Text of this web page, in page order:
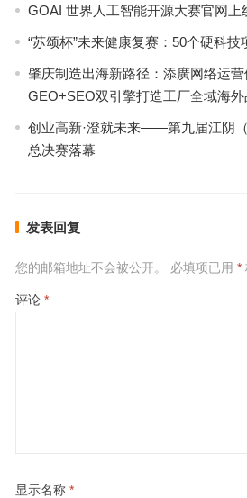
GOAI 世界人工智能开源大赛官网上
“苏颂杯”未来健康复赛：50个硬科
肇庆制造出海新路径：添廣网络运
GEO+SEO双引擎打造工厂全域海
创业高新·澄就未来——第九届江阴
总决赛落幕
发表回复
您的邮箱地址不会被公开。 必填项已用 *
评论 *
显示名称 *